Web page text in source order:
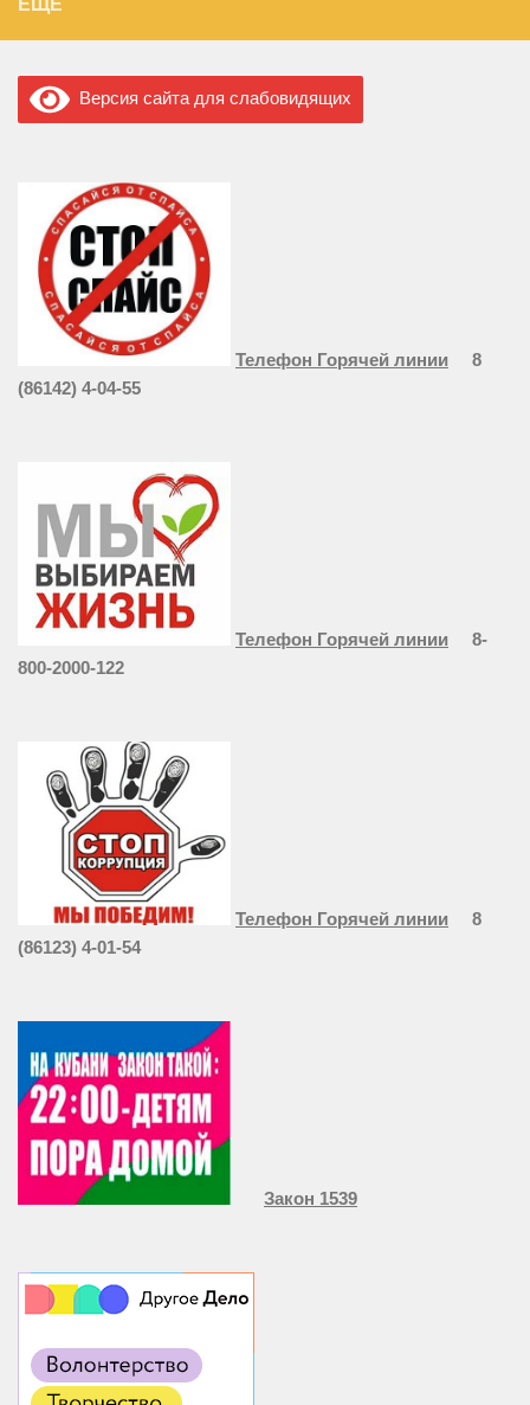
ЕЩЁ
Версия сайта для слабовидящих
Телефон Горячей линии
8
(86142) 4-04-55
Телефон Горячей линии
8-
800-2000-122
Телефон Горячей линии
8
(86123) 4-01-54
Закон 1539